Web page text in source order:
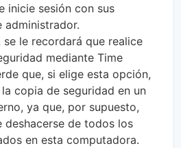
inicie sesión con sus
administrador.
se le recordará que realice
mediante Time
que, si elige esta opción,
copia de seguridad en un
ya que, por supuesto,
deshacerse de todos los
en esta computadora.